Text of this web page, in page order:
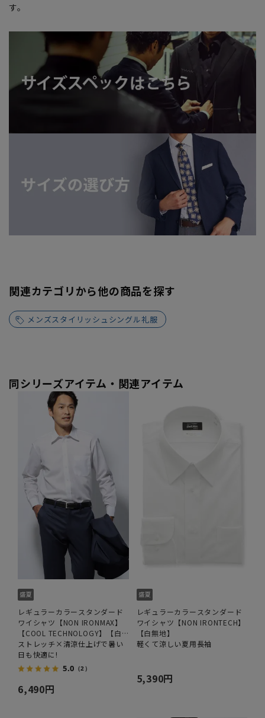
す。
関連カテゴリから他の商品を探す
メンズスタイリッシュシングル礼服
同シリーズアイテム・関連アイテム
レギュラーカラースタンダード
ワイシャツ【NON IRONMAX】
【COOL TECHNOLOGY】【白
無地】
ストレッチ×清涼仕上げで暑い
日も快適に!
5.0 （2）
6,490円
レギュラーカラースタンダード
ワイシャツ【NON IRONTECH】
【白無地】
軽くて涼しい夏用長袖
5,390円